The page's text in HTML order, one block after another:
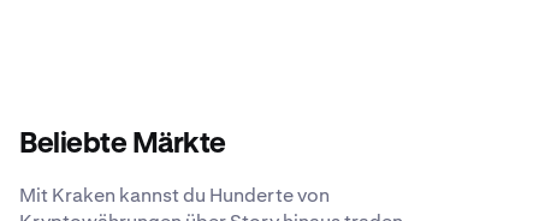
Beliebte Märkte
Mit Kraken kannst du Hunderte von